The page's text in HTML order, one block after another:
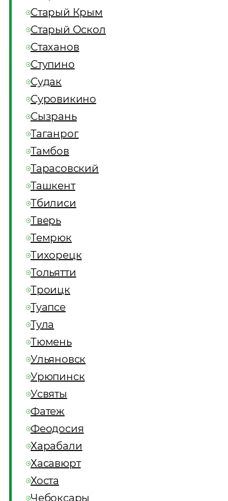
Старый Крым
Старый Оскол
Стаханов
Ступино
Судак
Суровикино
Сызрань
Таганрог
Тамбов
Тарасовский
Ташкент
Тбилиси
Тверь
Темрюк
Тихорецк
Тольятти
Троицк
Туапсе
Тула
Тюмень
Ульяновск
Урюпинск
Усвяты
Фатеж
Феодосия
Харабали
Хасавюрт
Хоста
Чебоксары